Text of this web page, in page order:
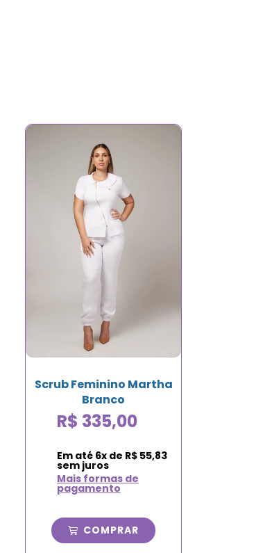
Scrub Feminino Martha
Branco
R$ 335,00
Em até 6x de R$ 55,83
sem juros
Mais formas de
pagamento
COMPRAR